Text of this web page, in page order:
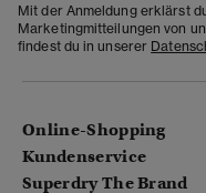
Mit der Anmeldung erklärst
Marketingmitteilungen von
findest du in unserer
Online-Shopping
Kundenservice
Superdry The Brand